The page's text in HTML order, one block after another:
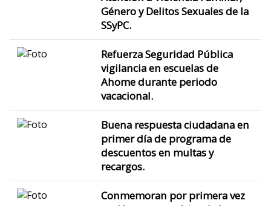
Género y Delitos Sexuales de la
SSyPC.
Refuerza Seguridad Pública
vigilancia en escuelas de
Ahome durante periodo
vacacional.
Buena respuesta ciudadana en
primer día de programa de
descuentos en multas y
recargos.
Conmemoran por primera vez